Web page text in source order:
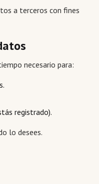
a terceros con fines
necesario para:
registrado).
lo desees.